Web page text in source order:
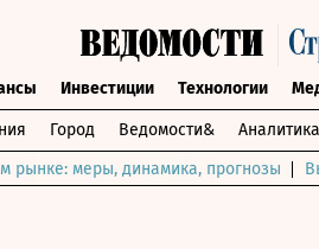
Инвестиции Технологии
Город Ведомости& Аналитика
рынке: меры, динамика, прогнозы